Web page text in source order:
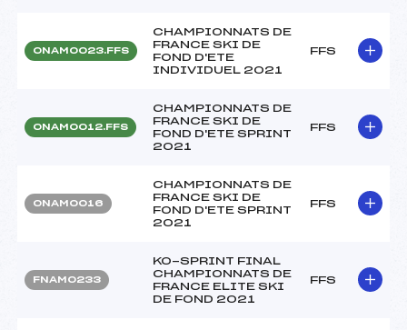
ONAM0023.FFS
CHAMPIONNATS DE
FRANCE SKI DE
FOND D'ETE
INDIVIDUEL 2021
FFS
ONAM0012.FFS
CHAMPIONNATS DE
FRANCE SKI DE
FOND D'ETE SPRINT
2021
FFS
ONAM0016
CHAMPIONNATS DE
FRANCE SKI DE
FOND D'ETE SPRINT
2021
FFS
FNAM0233
KO-SPRINT FINAL
CHAMPIONNATS DE
FRANCE ELITE SKI
DE FOND 2021
FFS